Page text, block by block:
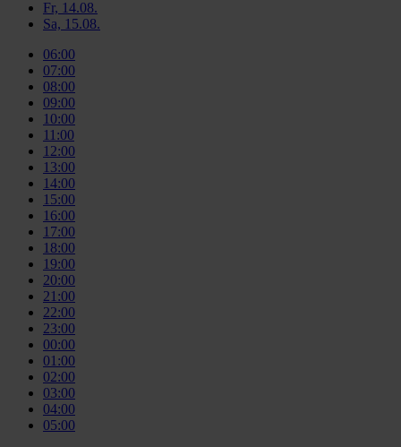
Fr, 14.08.
Sa, 15.08.
06:00
07:00
08:00
09:00
10:00
11:00
12:00
13:00
14:00
15:00
16:00
17:00
18:00
19:00
20:00
21:00
22:00
23:00
00:00
01:00
02:00
03:00
04:00
05:00